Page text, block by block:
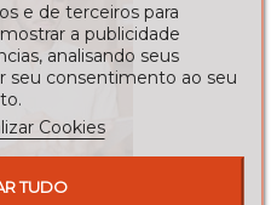
e de terceiros para
a publicidade
analisando seus
seu consentimento ao seu
Cookies
TUDO